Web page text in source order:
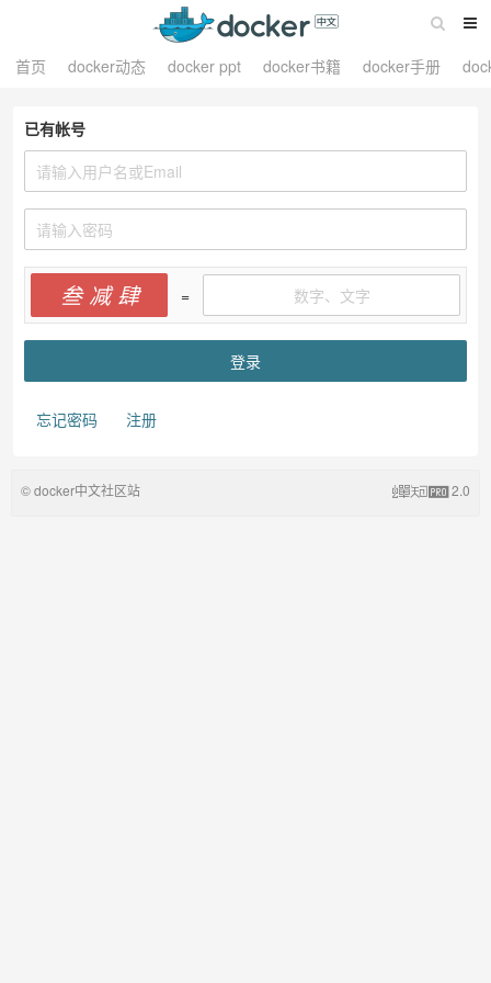
首页 docker动态 docker ppt docker书籍 docker手册
已有帐号
叁 减 肆 =
忘记密码 注册
© docker中文社区站 2.0